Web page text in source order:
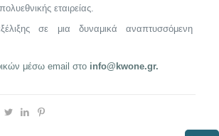
εταιρείας.
σε μια δυναμικά αναπτυσσόμενη
μέσω email στο info@kwone.gr.